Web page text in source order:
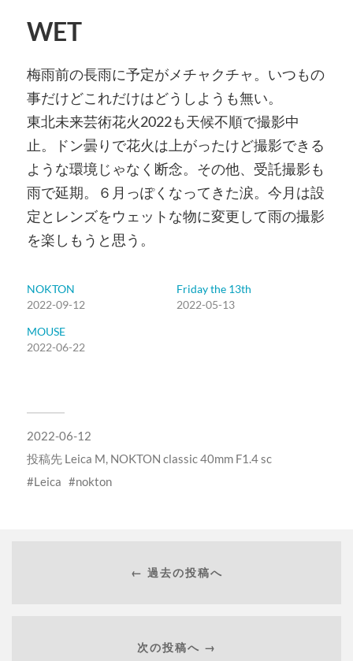
WET
梅雨前の長雨に予定がメチャクチャ。いつもの
事だけどこれだけはどうしようも無い。
東北未来芸術花火2022も天候不順で撮影中
止。ドン曇りで花火は上がったけど撮影できる
ような環境じゃなく断念。その他、受託撮影も
雨で延期。６月っぽくなってきた涙。今月は設
定とレンズをウェットな物に変更して雨の撮影
を楽しもうと思う。
NOKTON
2022-09-12
Friday the 13th
2022-05-13
MOUSE
2022-06-22
2022-06-12
投稿先 Leica M, NOKTON classic 40mm F1.4 sc
Leica
nokton
← 過去の投稿へ
次の投稿へ →